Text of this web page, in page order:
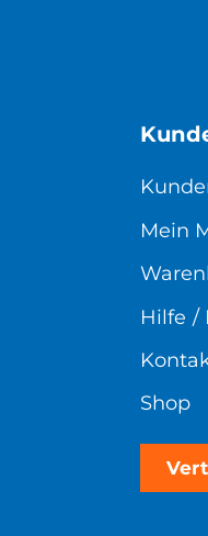
Mein
Hilfe /
Shop